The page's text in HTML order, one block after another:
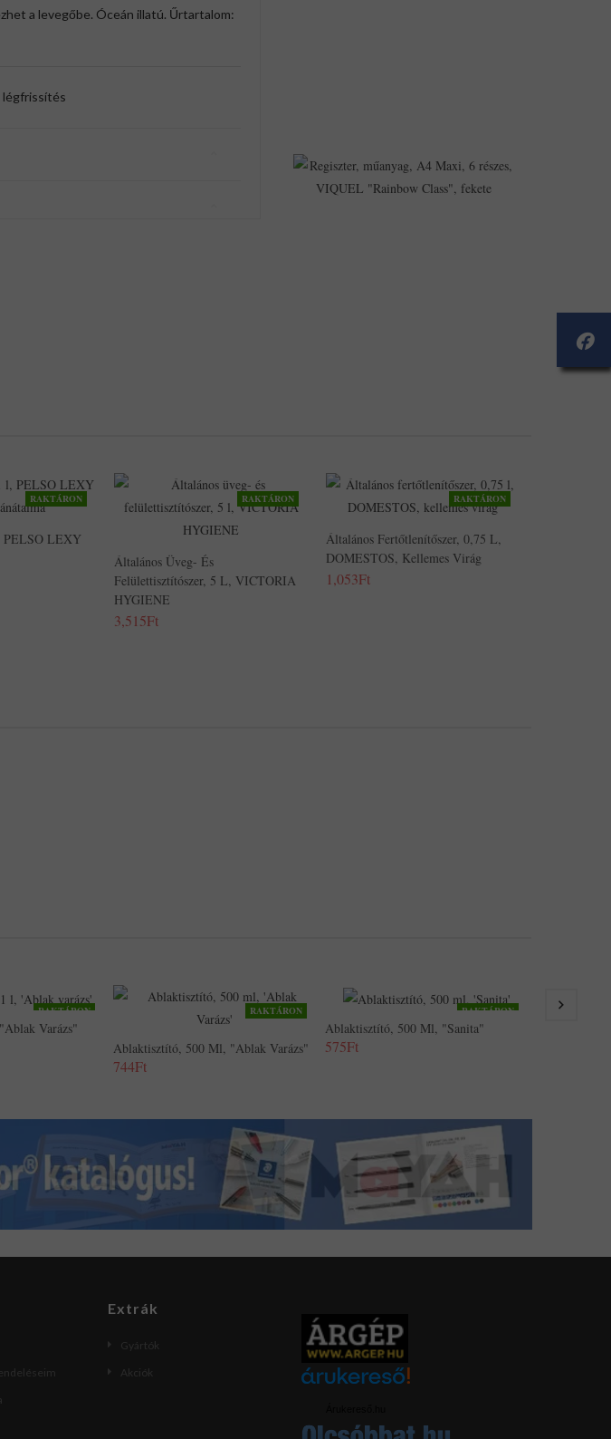
a levegőbe. Óceán illatú. Űrtartalom:
légfrissítés
RAKTÁRON
PELSO LEXY
RAKTÁRON
Általános Üveg- És
Felülettisztítószer, 5 L, VICTORIA
HYGIENE
3,515Ft
RAKTÁRON
Általános Fertőtlenítőszer, 0,75 L,
DOMESTOS, Kellemes Virág
1,053Ft
RAKTÁRON
Varázs"
RAKTÁRON
Ablaktisztító, 500 Ml, "Ablak Varázs"
744Ft
RAKTÁRON
Ablaktisztító, 500 Ml, "Sanita"
575Ft
Extrák
Gyártók
Akciók